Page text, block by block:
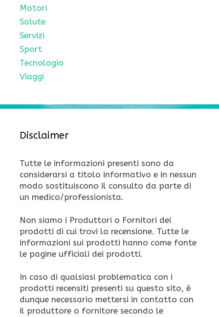
Motori
Salute
Servizi
Sport
Tecnologia
Viaggi
Disclaimer
Tutte le informazioni presenti sono da
considerarsi a titolo informativo e in nessun
modo sostituiscono il consulto da parte di
un medico/professionista.
Non siamo i Produttori o Fornitori dei
prodotti di cui trovi la recensione. Tutte le
informazioni sui prodotti hanno come fonte
le pagine ufficiali dei prodotti.
In caso di qualsiasi problematica con i
prodotti recensiti presenti su questo sito, è
dunque necessario mettersi in contatto con
il produttore o fornitore secondo le